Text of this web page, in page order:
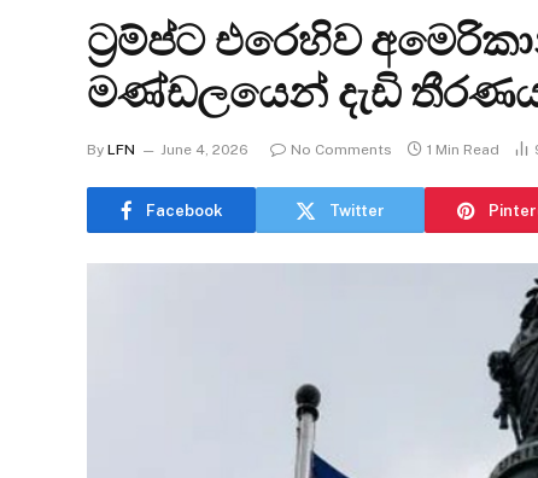
ට්‍රම්ප්ට එරෙහිව
මණ්ඩලයෙන් දැඩි
By LFN June 4, 2026 No Comments 1 Min Read
Facebook Twitter